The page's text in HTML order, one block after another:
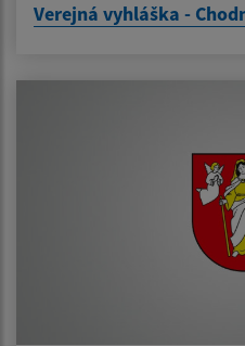
Verejná vyhláška -